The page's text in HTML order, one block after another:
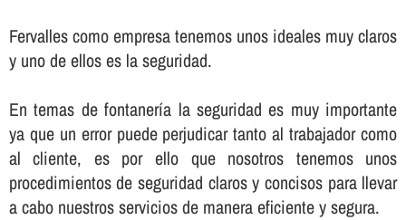
Fervalles como empresa tenemos unos ideales muy claros
y uno de ellos es la seguridad.
En temas de fontanerí­a la seguridad es muy importante
ya que un error puede perjudicar tanto al trabajador como
al cliente, es por ello que nosotros tenemos unos
procedimientos de seguridad claros y concisos para llevar
a cabo nuestros servicios de manera eficiente y segura.